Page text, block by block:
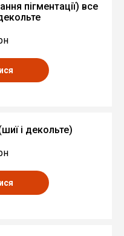
пігментації) все
і декольте)